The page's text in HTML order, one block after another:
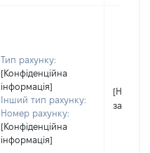
Тип рахунку:
[Конфіденційна
інформація]
Інший тип рахунку:
Номер рахунку:
[Конфіденційна
інформація]
[Не